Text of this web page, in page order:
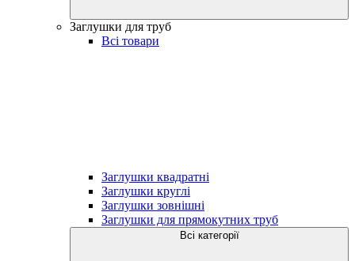
Заглушки для труб
Всі товари
Заглушки квадратні
Заглушки круглі
Заглушки зовнішні
Заглушки для прямокутних труб
Всі категорії